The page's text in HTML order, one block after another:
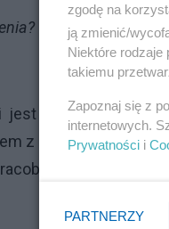
Co chcecie
jest zwrócenie
z ich negatywnymi
zgodę na
ją zmienić/
Niektóre
takiemu
Zapoznaj się z
internetowych.
Prywatności i
PARTNERZY